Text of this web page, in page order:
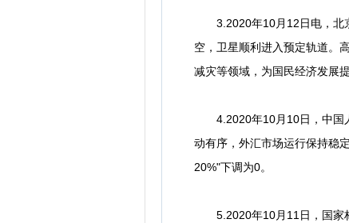
3.2020年10月12日电，北京
空，卫星顺利进入预定轨道。
减灾等领域，为国民经济发展
4.2020年10月10日，中国人
动有序，外汇市场运行保持稳
20%"下调为0。
5.2020年10月11日，国家林